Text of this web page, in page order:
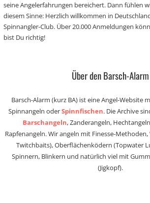
seine Angelerfahrungen bereichert. Dann fühlen
diesem Sinne: Herzlich willkommen in
Spinnangler-Club. Über 20.000 Anmeldungen
bist Du richtig!
Über den Barsch-Alarm
Barsch-Alarm (kurz BA) ist eine Angel-Website
Spinnangeln oderSpinnfischen. Die Archive
Barschangeln, Zanderangeln,
Rapfenangeln. Wir angeln mit Finesse-
Twitchbaits), Oberflächenködern (Topwater
Spinnern, Blinkern und natürlich viel mit
(Jigkopf).